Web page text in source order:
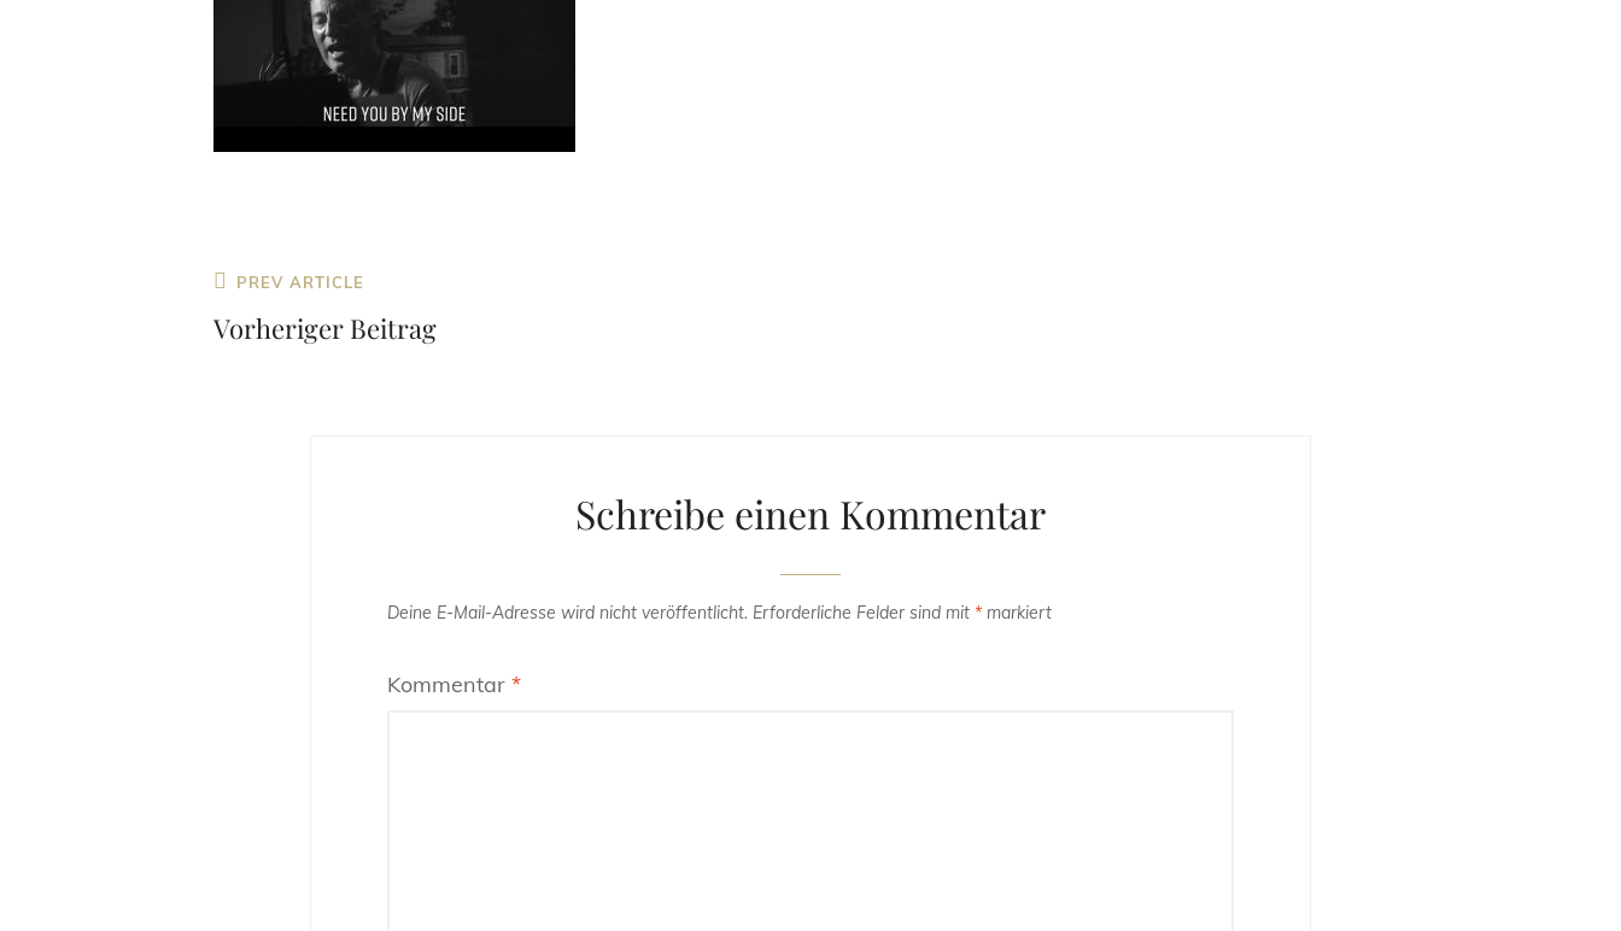
Beitragsnavigation
Previous
Post
PREV ARTICLE
Vorheriger Beitrag
Schreibe einen Kommentar
Deine E-Mail-Adresse wird nicht veröffentlicht. Erforderliche Felder sind mit * markiert
Kommentar *